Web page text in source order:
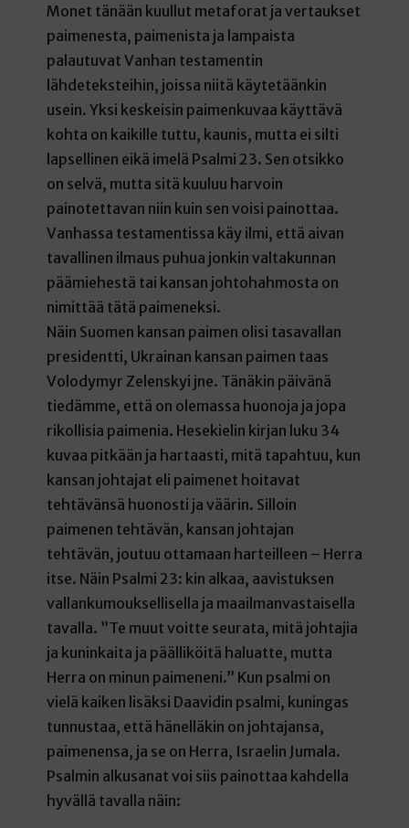
Monet tänään kuullut metaforat ja vertaukset
paimenesta, paimenista ja lampaista
palautuvat Vanhan testamentin
lähdeteksteihin, joissa niitä käytetäänkin
usein. Yksi keskeisin paimenkuvaa käyttävä
kohta on kaikille tuttu, kaunis, mutta ei silti
lapsellinen eikä imelä Psalmi 23. Sen otsikko
on selvä, mutta sitä kuuluu harvoin
painotettavan niin kuin sen voisi painottaa.
Vanhassa testamentissa käy ilmi, että aivan
tavallinen ilmaus puhua jonkin valtakunnan
päämiehestä tai kansan johtohahmosta on
nimittää tätä paimeneksi.
Näin Suomen kansan paimen olisi tasavallan
presidentti, Ukrainan kansan paimen taas
Volodymyr Zelenskyi jne. Tänäkin päivänä
tiedämme, että on olemassa huonoja ja jopa
rikollisia paimenia. Hesekielin kirjan luku 34
kuvaa pitkään ja hartaasti, mitä tapahtuu, kun
kansan johtajat eli paimenet hoitavat
tehtävänsä huonosti ja väärin. Silloin
paimenen tehtävän, kansan johtajan
tehtävän, joutuu ottamaan harteilleen – Herra
itse. Näin Psalmi 23: kin alkaa, aavistuksen
vallankumouksellisella ja maailmanvastaisella
tavalla. ”Te muut voitte seurata, mitä johtajia
ja kuninkaita ja päälliköitä haluatte, mutta
Herra on minun paimeneni.” Kun psalmi on
vielä kaiken lisäksi Daavidin psalmi, kuningas
tunnustaa, että hänelläkin on johtajansa,
paimenensa, ja se on Herra, Israelin Jumala.
Psalmin alkusanat voi siis painottaa kahdella
hyvällä tavalla näin: